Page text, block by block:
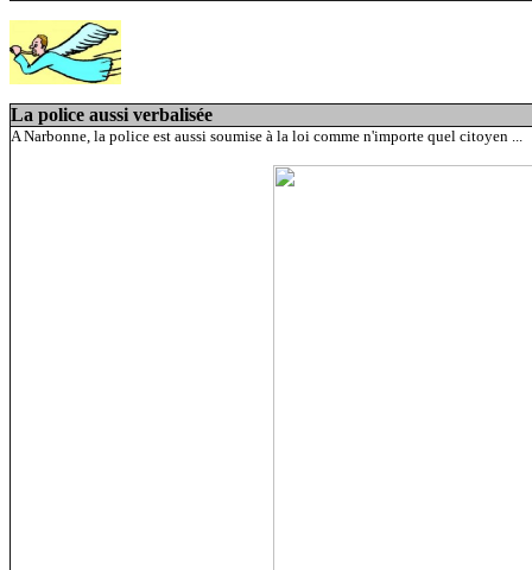
La police aussi verbalisée
A Narbonne, la police est aussi soumise à la loi comme n'importe quel citoyen ...